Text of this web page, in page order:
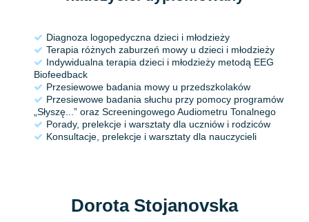
Diagnoza logopedyczna dzieci i młodzieży
Terapia różnych zaburzeń mowy u dzieci i młodzieży
Indywidualna terapia dzieci i młodzieży metodą EEG
Biofeedback
Przesiewowe badania mowy u przedszkolaków
Przesiewowe badania słuchu przy pomocy programów
„Słyszę...” oraz Screeningowego Audiometru Tonalnego
Porady, prelekcje i warsztaty dla uczniów i rodziców
Konsultacje, prelekcje i warsztaty dla nauczycieli
Dorota Stojanovska